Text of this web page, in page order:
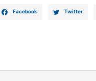
Facebook Twitter